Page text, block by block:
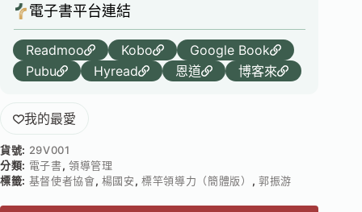
電子書平台連結
Readmoo Kobo
Google Book
Pubu
Hyread 恩道 博客來
我的最愛
貨號: 29V001
分類: 電子書, 領導管理
標籤: 基督使者協會, 楊國安,標竿領導力（簡體版） , 郭振游